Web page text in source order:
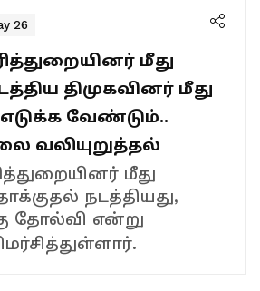
26
மீது
திமுகவினர் மீது
வேண்டும்..
மீது
நடத்தியது,
தோல்வி என்று